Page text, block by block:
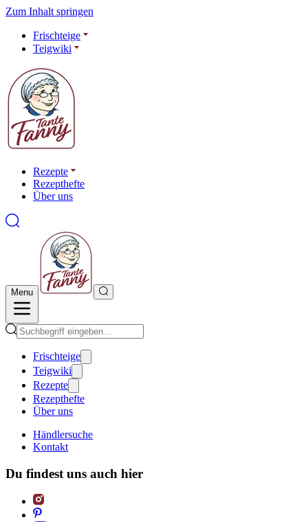
Zum Inhalt springen
Frischteige
Teigwiki
Rezepte
Rezepthefte
Über uns
Menu
Frischteige
Teigwiki
Rezepte
Rezepthefte
Über uns
Händlersuche
Kontakt
Du findest uns auch hier